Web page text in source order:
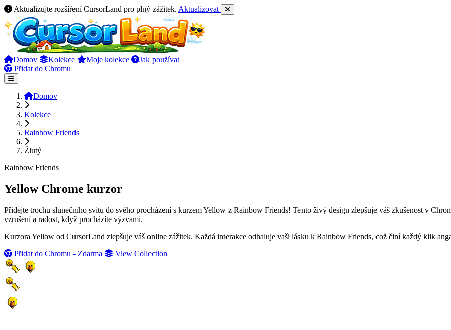
Aktualizujte rozšíření CursorLand pro plný zážitek. Aktualizovat
Domov Kolekce Moje kolekce
Jak používat
Přidat do Chromu
Domov
Kolekce
Rainbow Friends
Žlutý
Rainbow Friends
Yellow Chrome kurzor
Přidejte trochu slunečního svitu do svého procházení s kurzem Yellow z Rainbow Friends! Tento živý design zlepšuje váš zkušenost v
vzrušení a radost, když procházíte výzvami.
Kurzora Yellow od CursorLand zlepšuje váš online zážitek. Každá interakce odhaluje vaši lásku k Rainbow Friends, což činí každý klik
Přidat do Chromu - Zdarma
View Collection